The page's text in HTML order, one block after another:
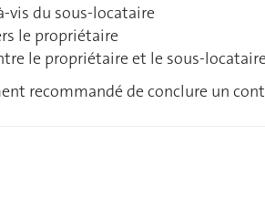
vis du sous-locataire
le propriétaire
le propriétaire et le sous-
recommandé de conclure un